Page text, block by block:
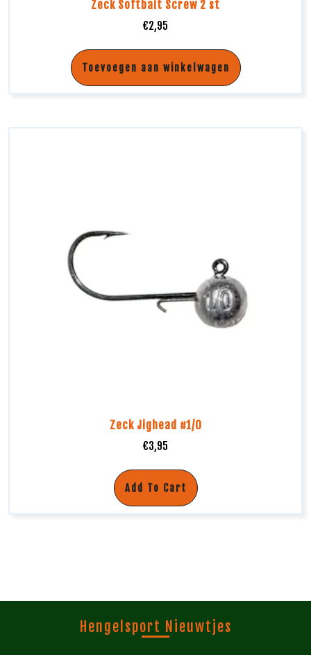
Zeck Softbait Screw 2 st
€2,95
Toevoegen aan winkelwagen
Zeck Jighead #1/0
€3,95
Add To Cart
Hengelsport Nieuwtjes